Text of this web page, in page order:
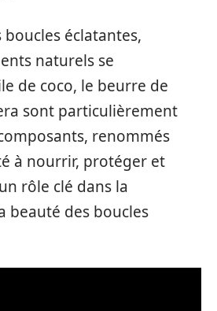
éclatantes,
naturels se
de coco, le beurre de
sont particulièrement
renommés
à nourrir, protéger et
rôle clé dans la
beauté des boucles